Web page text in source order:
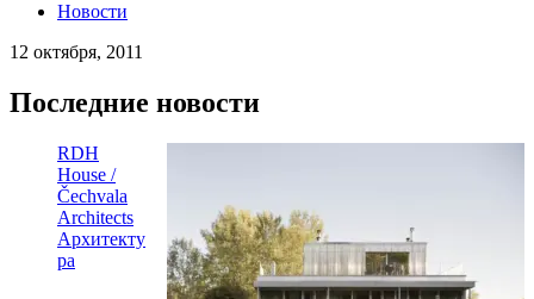
Новости
12 октября, 2011
Последние новости
RDH
House /
Čechvala
Architects
Архитекту
ра